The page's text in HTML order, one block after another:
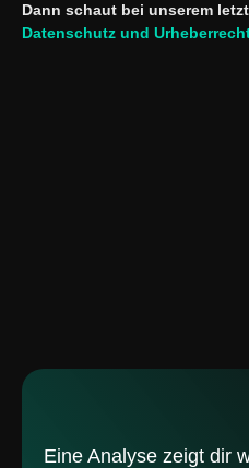
Dann schaut bei unserem
Datenschutz und
Eine Analyse zeigt dir